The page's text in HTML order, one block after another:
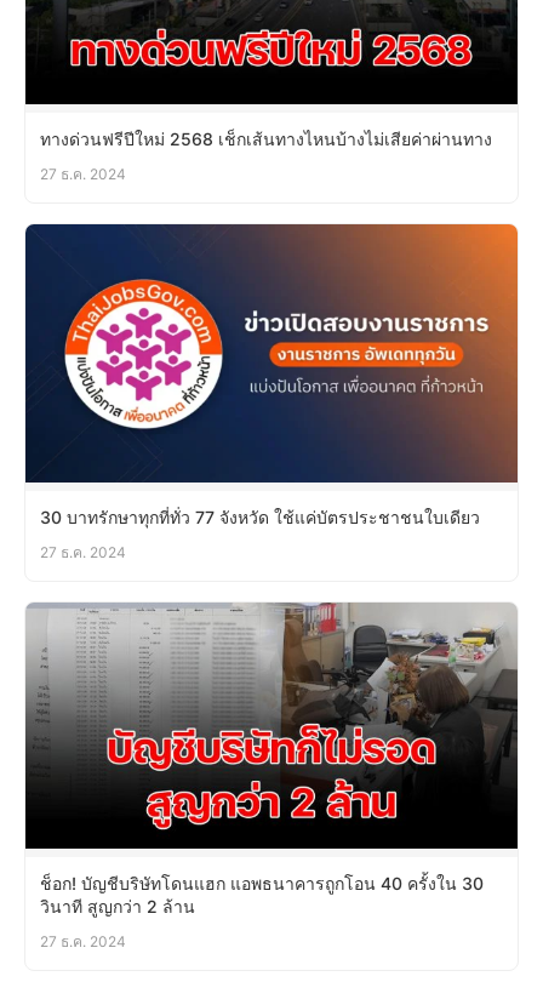
ทางด่วนฟรีปีใหม่ 2568 เช็กเส้นทางไหนบ้างไม่เสียค่าผ่านทาง
27 ธ.ค. 2024
30 บาทรักษาทุกที่ทั่ว 77 จังหวัด ใช้แค่บัตรประชาชนใบเดียว
27 ธ.ค. 2024
ช็อก! บัญชีบริษัทโดนแฮก แอพธนาคารถูกโอน 40 ครั้งใน 30
วินาที สูญกว่า 2 ล้าน
27 ธ.ค. 2024